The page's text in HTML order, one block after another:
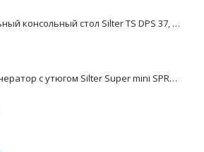
Гладильный консольный стол Silter TS DPS 37, 1200x400 мм
Парогенератор с утюгом Silter Super mini SPR/MN 2110 CR 10 литров с 2-мя утюгами